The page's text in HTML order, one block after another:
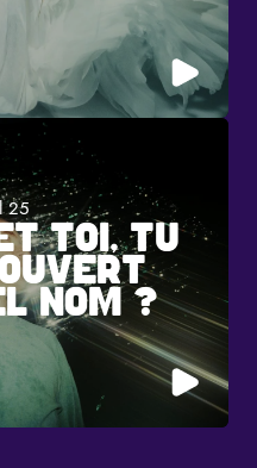
25
TOI, TU
NOM ?